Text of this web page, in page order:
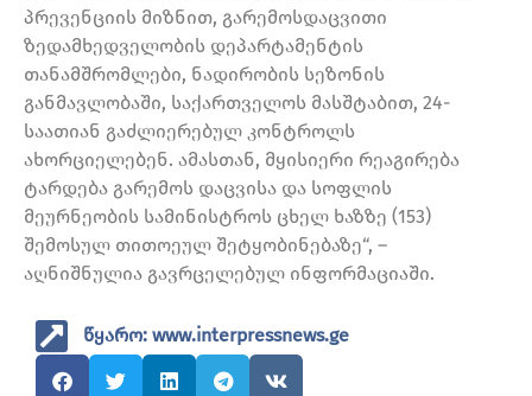
პრევენციის მიზნით, გარემოსდაცვითი
ზედამხედველობის დეპარტამენტის
თანამშრომლები, ნადირობის სეზონის
განმავლობაში, საქართველოს მასშტაბით, 24-
საათიან გაძლიერებულ კონტროლს
ახორციელებენ. ამასთან, მყისიერი რეაგირება
ტარდება გარემოს დაცვისა და სოფლის
მეურნეობის სამინისტროს ცხელ ხაზზე (153)
შემოსულ თითოეულ შეტყობინებაზე“, –
აღნიშნულია გავრცელებულ ინფორმაციაში.
წყარო: www.interpressnews.ge